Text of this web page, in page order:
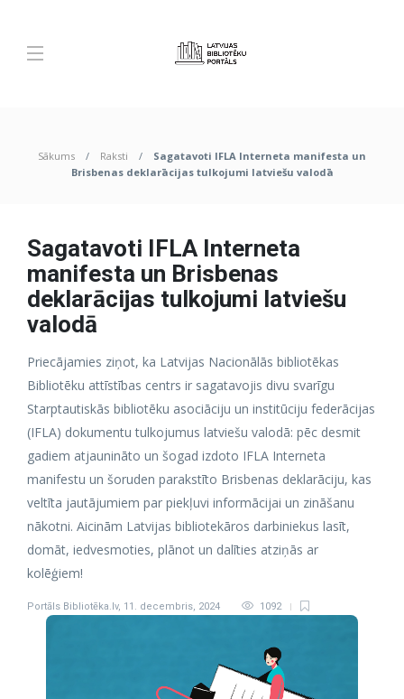
Sākums Raksti
Sagatavoti IFLA Interneta manifesta un
Brisbenas deklarācijas tulkojumi latviešu valodā
Sagatavoti IFLA Interneta
manifesta un Brisbenas
deklarācijas tulkojumi latviešu
valodā
Priecājamies ziņot, ka Latvijas Nacionālās bibliotēkas
Bibliotēku attīstības centrs ir sagatavojis divu svarīgu
Starptautiskās bibliotēku asociāciju un institūciju federācijas
(IFLA) dokumentu tulkojumus latviešu valodā: pēc desmit
gadiem atjaunināto un šogad izdoto IFLA Interneta
manifestu un šoruden parakstīto Brisbenas deklarāciju, kas
veltīta jautājumiem par piekļuvi informācijai un zināšanu
nākotni. Aicinām Latvijas bibliotekāros darbiniekus lasīt,
domāt, iedvesmoties, plānot un dalīties atziņās ar
kolēģiem!
Portāls Bibliotēka.lv, 11. decembris, 2024 1092